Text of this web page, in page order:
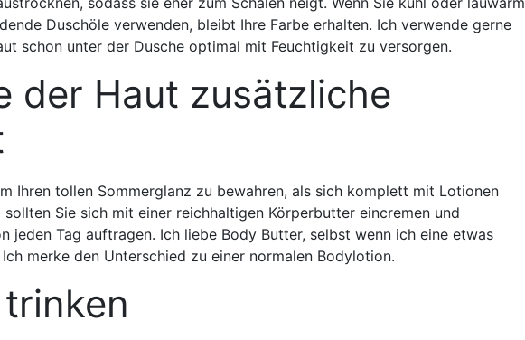
Duschöle verwenden, bleibt Ihre Farbe erhalten. Ich verwende gerne
schon unter der Dusche optimal mit Feuchtigkeit zu versorgen.
der Haut zusätzliche
Ihren tollen Sommerglanz zu bewahren, als sich komplett mit Lotionen
Sie sich mit einer reichhaltigen Körperbutter eincremen und
jeden Tag auftragen. Ich liebe Body Butter, selbst wenn ich eine etwas
merke den Unterschied zu einer normalen Bodylotion.